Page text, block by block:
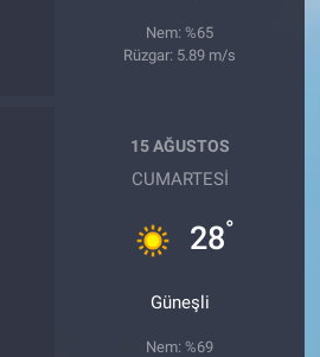
Nem: %65
Rüzgar: 5.89 m/s
15 AĞUSTOS
CUMARTESI
28°
Güneşli
Nem: %69